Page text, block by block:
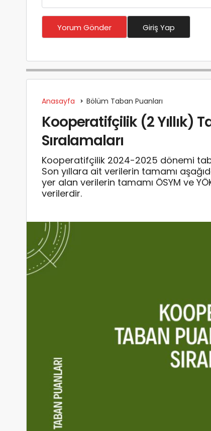
Yorum Gönder Giriş Yap
Anasayfa Bölüm Taban Puanları
Kooperatifçilik (2 Yıllık)
Sıralamaları
Kooperatifçilik 2024-2025 dönemi
Son yıllara ait verilerin tamamı
yer alan verilerin tamamı ÖSYM ve
verilerdir.